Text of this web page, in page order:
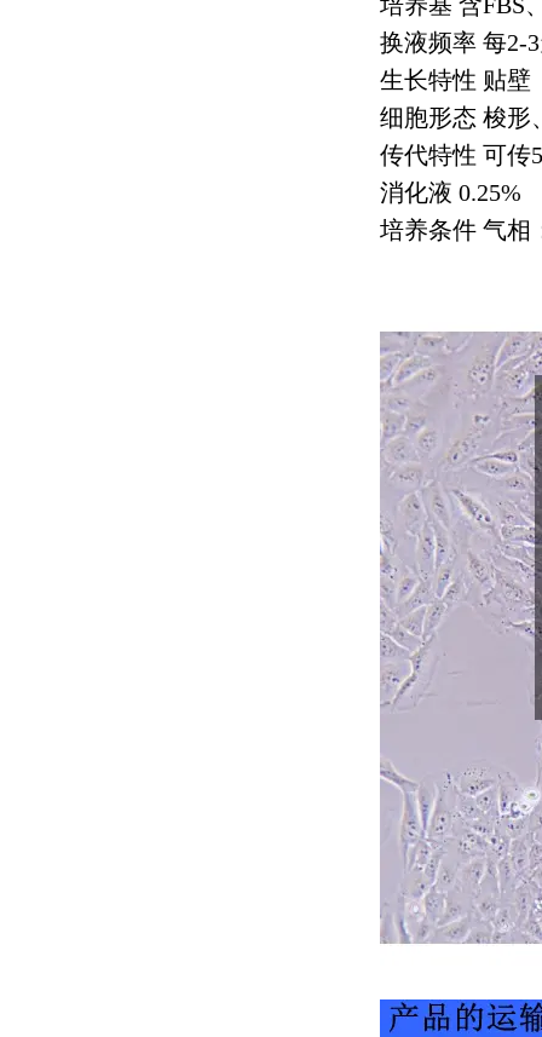
换液频率 每2-3
生长特性 贴壁
细胞形态 梭形
传代特性 可传5
消化液 0.25%
培养条件 气相